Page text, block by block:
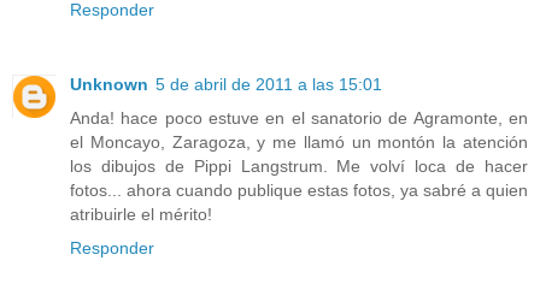
Responder
Unknown 5 de abril de 2011 a las 15:01
Anda! hace poco estuve en el sanatorio de Agramonte, en
el Moncayo, Zaragoza, y me llamó un montón la atención
los dibujos de Pippi Langstrum. Me volví loca de hacer
fotos... ahora cuando publique estas fotos, ya sabré a quien
atribuirle el mérito!
Responder